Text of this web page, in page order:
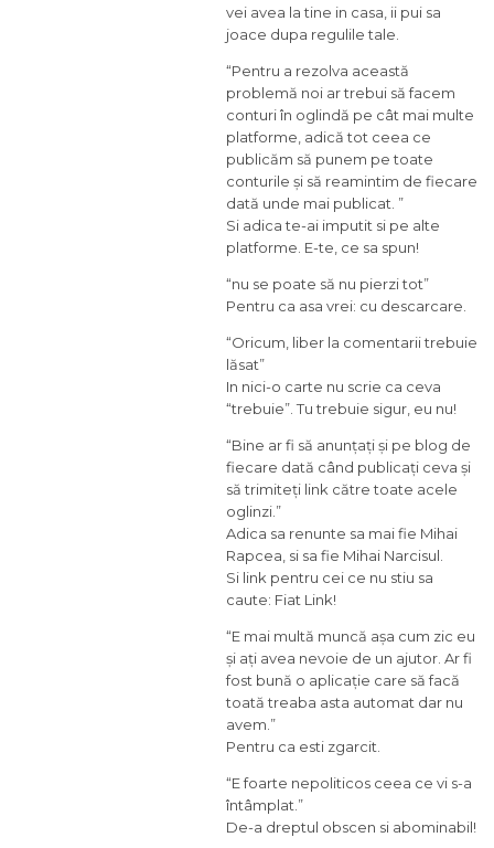
vei avea la tine in casa, ii pui sa
joace dupa regulile tale.
“Pentru a rezolva această
problemă noi ar trebui să facem
conturi în oglindă pe cât mai multe
platforme, adică tot ceea ce
publicăm să punem pe toate
conturile și să reamintim de fiecare
dată unde mai publicat. ”
Si adica te-ai imputit si pe alte
platforme. E-te, ce sa spun!
“nu se poate să nu pierzi tot”
Pentru ca asa vrei: cu descarcare.
“Oricum, liber la comentarii trebuie
lăsat”
In nici-o carte nu scrie ca ceva
“trebuie”. Tu trebuie sigur, eu nu!
“Bine ar fi să anunțați și pe blog de
fiecare dată când publicați ceva și
să trimiteți link către toate acele
oglinzi.”
Adica sa renunte sa mai fie Mihai
Rapcea, si sa fie Mihai Narcisul.
Si link pentru cei ce nu stiu sa
caute: Fiat Link!
“E mai multă muncă așa cum zic eu
și ați avea nevoie de un ajutor. Ar fi
fost bună o aplicație care să facă
toată treaba asta automat dar nu
avem.”
Pentru ca esti zgarcit.
“E foarte nepoliticos ceea ce vi s-a
întâmplat.”
De-a dreptul obscen si abominabil!